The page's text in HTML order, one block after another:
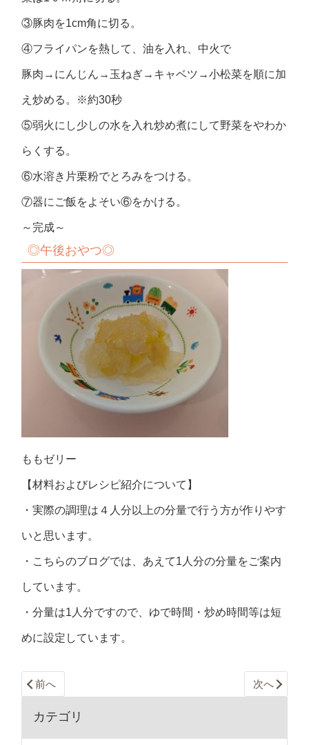
③豚肉を1cm角に切る。
④フライパンを熱して、油を入れ、中火で
豚肉→にんじん→玉ねぎ→キャベツ→小松菜を順に加
え炒める。※約30秒
⑤弱火にし少しの水を入れ炒め煮にして野菜をやわか
らくする。
⑥水溶き片栗粉でとろみをつける。
⑦器にご飯をよそい⑥をかける。
～完成～
◎午後おやつ◎
ももゼリー
【材料およびレシピ紹介について】
・実際の調理は４人分以上の分量で行う方が作りやす
いと思います。
・こちらのブログでは、あえて1人分の分量をご案内
しています。
・分量は1人分ですので、ゆで時間・炒め時間等は短
めに設定しています。
前へ 次へ
カテゴリ